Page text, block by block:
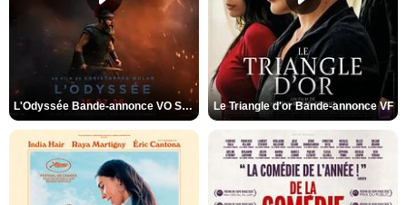
L'Odyssée Bande-annonce VO STFR Le Triangle d'or Bande-annonce VF